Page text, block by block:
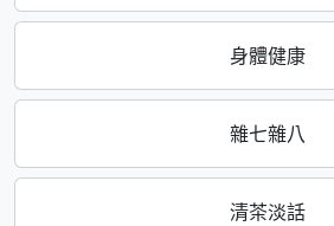
身體健康
雜七雜八
清茶淡話